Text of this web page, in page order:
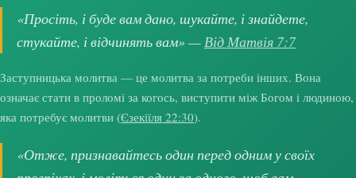
«Просіть, і буде вам дано, шукайте, і знайдете,
стукайте, і відчинять вам» —Від Матвія 7:7
Заступницька молитва — це молитва за потреби інших. Вона
означає стати в проломі за когось, виступити між Богом і людиною,
яка потребує молитви (Єзекіїля 22:30).
«Отже, признавайтесь один перед одним у своїх